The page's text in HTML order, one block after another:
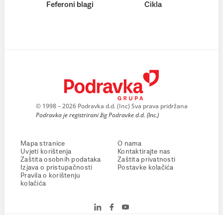
Feferoni blagi Cikla
© 1998 – 2026 Podravka d.d. (Inc) Sva prava pridržana
Podravka je registrirani žig Podravke d.d. (Inc.)
Mapa stranice
Uvjeti korištenja
Zaštita osobnih podataka
Izjava o pristupačnosti
Pravila o korištenju
kolačića
O nama
Kontaktirajte nas
Zaštita privatnosti
Postavke kolačića